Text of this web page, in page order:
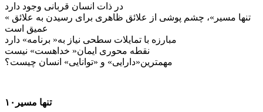
در ذات انسان قربانی وجود دارد
« تنها مسیر»، چشم پوشی از علائق ظاهری برای رسیدن به علائق
عمیق است
مبارزه با تمایلات سطحی نیاز به« برنامه» دارد
نقطه محوری ایمان« خداهست» نیست
مهمترین«دارایی» و «توانایی» انسان چیست؟
تنها مسیر۱۰